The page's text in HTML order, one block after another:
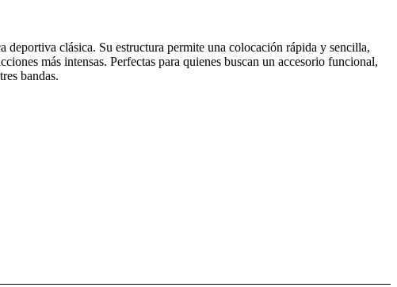
deportiva clásica. Su estructura permite una colocación rápida y sencilla,
más intensas. Perfectas para quienes buscan un accesorio funcional,
bandas.